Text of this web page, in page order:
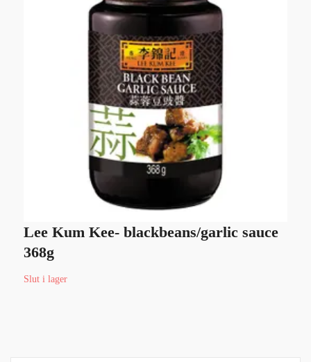
Lee Kum Kee- blackbeans/garlic sauce
368g
Slut i lager